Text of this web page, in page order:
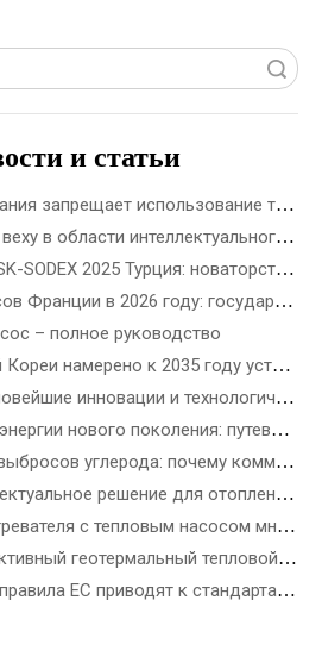
и статьи
Внимание: Великобритания запрещает использование топливного газа в новостройках с 2028 года
SPRSUN представляет веху в области интеллектуального производства 5G, открывающую новую эру партнерства
SPRSUN на выставке ISK-SODEX 2025 Турция: новаторство в будущем экологически чистой энергетики с помощью инновационной технологии тепловых насосов
Рынок тепловых насосов Франции в 2026 году: государственные стимулы, правила установки и возможности для бизнеса
– полное руководство
Правительство Южной Кореи намерено к 2035 году установить 3,5 миллиона тепловых насосов – как выбрать лучший тепловой насос в зависимости от типа здания
Будущее энергетики: новейшие инновации и технологические решения в области возобновляемых источников энергии
Продукты для чистой энергии нового поколения: путеводитель по новейшим ветроэнергетическим, прецизионным солнечным и возобновляемым источникам энергии
Сокращение затрат и выбросов углерода: почему коммерческие тепловые насосы R290 ATW — это будущее энергоэффективных зданий
Heat PRO – Как интеллектуальное решение для отопления SPRSUN облегчает жизнь
Какой размер водонагревателя с тепловым насосом мне нужен?
Лучший и самый эффективный геотермальный тепловой насос
Тихая революция: как правила ЕС приводят к стандартам шума тепловых насосов